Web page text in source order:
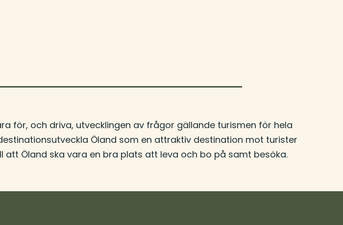
för, och driva, utvecklingen av frågor gällande turismen för hela
Öland som en attraktiv destination mot turister
Öland ska vara en bra plats att leva och bo på samt besöka.